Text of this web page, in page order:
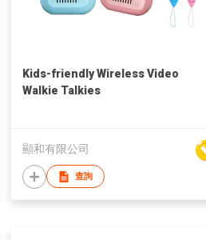
Kids-friendly Wireless Video
Walkie Talkies
顯和有限公司
查詢